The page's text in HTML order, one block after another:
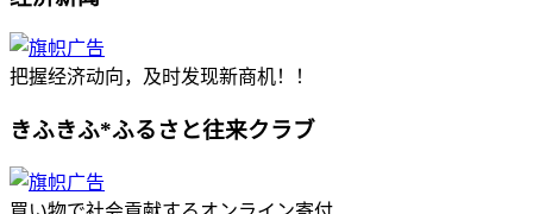
把握经济动向，及时发现新商机！！
きふきふ*ふるさと往来クラブ